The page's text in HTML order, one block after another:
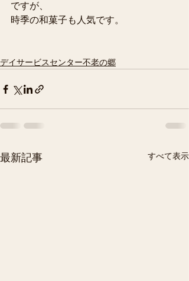
ですが、
時季の和菓子も人気です。
デイサービスセンター不老の郷
最新記事 すべて表示